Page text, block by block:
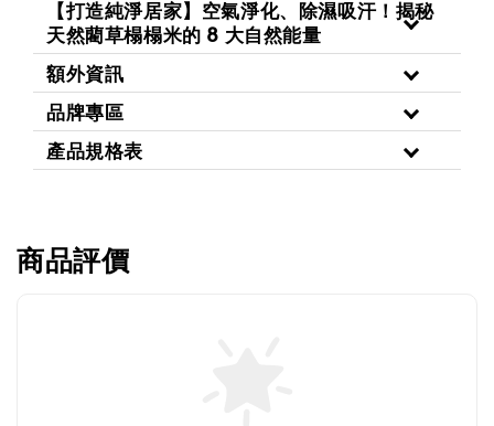
【打造純淨居家】空氣淨化、除濕吸汗！揭秘
天然藺草榻榻米的 8 大自然能量
額外資訊
品牌專區
產品規格表
商品評價